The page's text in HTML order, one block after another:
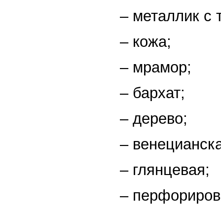
– металлик с
– кожа;
– мрамор;
– бархат;
– дерево;
–
– глянцевая;
–